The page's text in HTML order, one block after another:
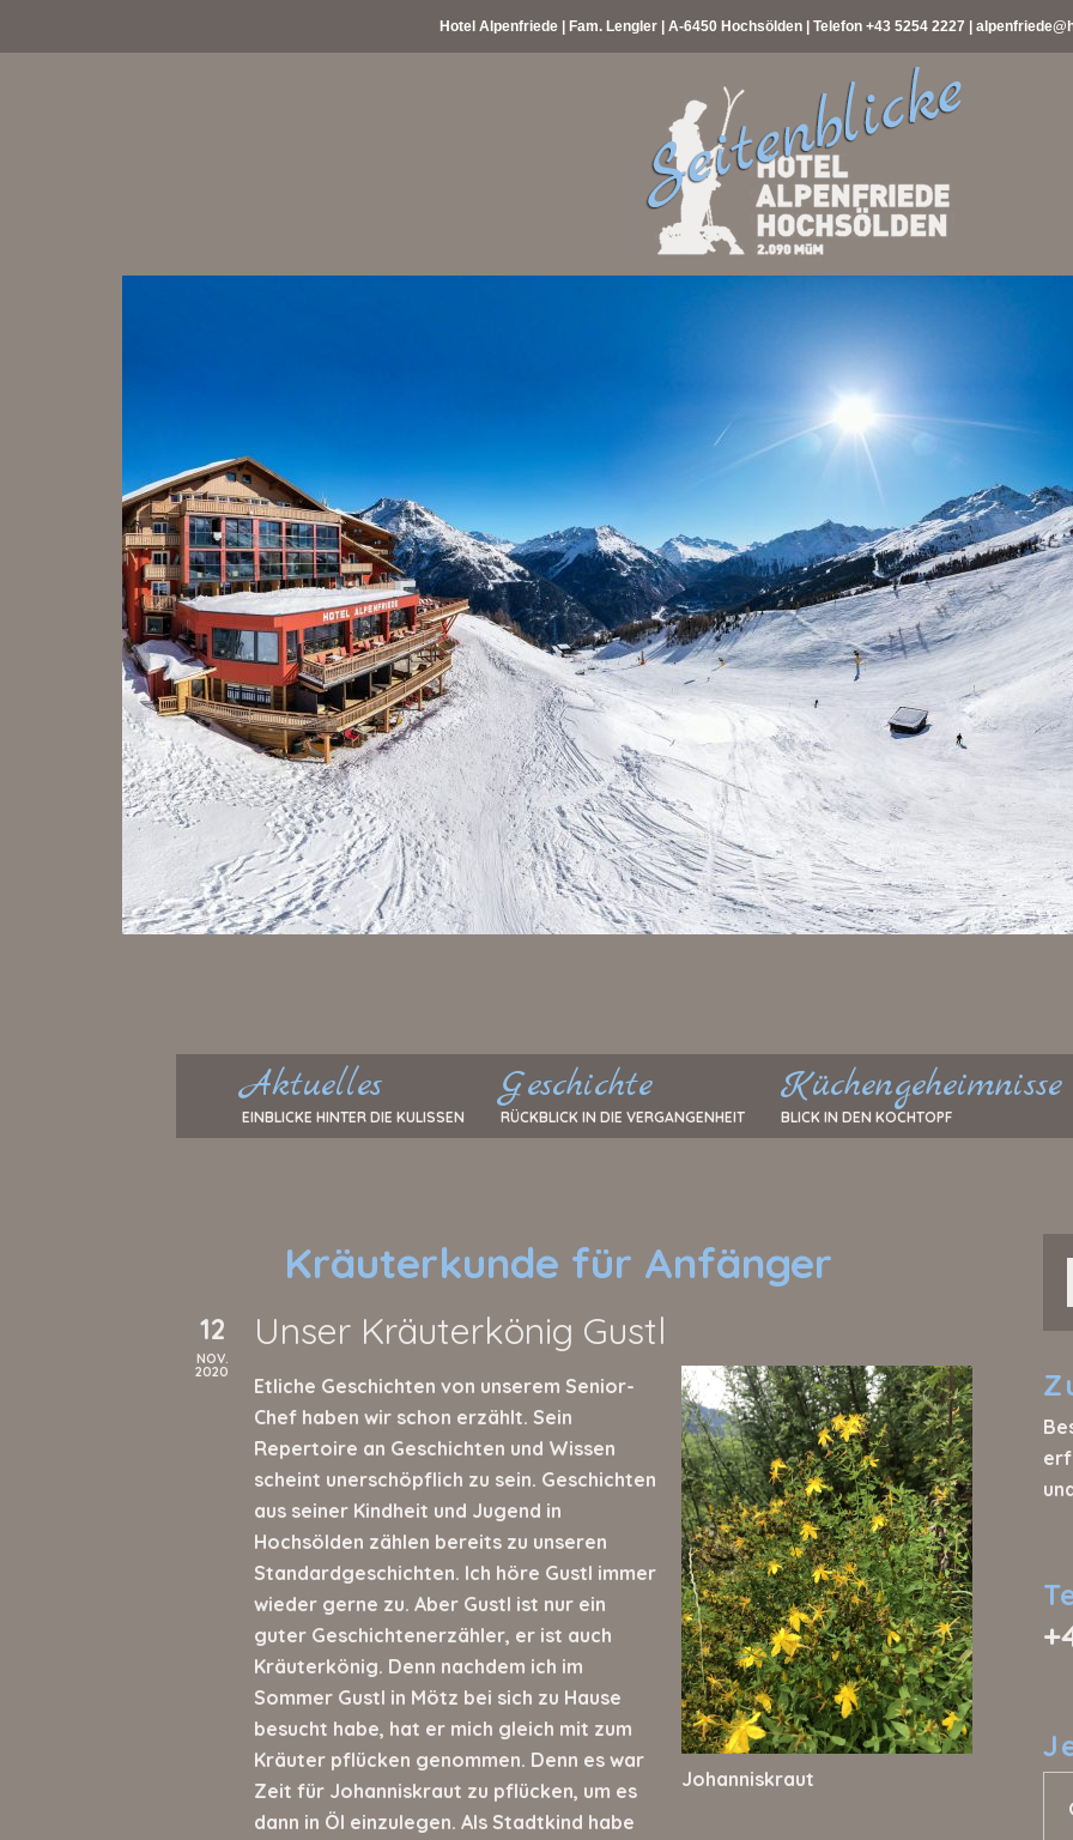
Hotel Alpenfriede | Fam. Lengler | A-6450 Hochsölden | Telefon +43 5254 2227
Aktuelles
EINBLICKE HINTER DIE KULISSEN
Geschichte
RÜCKBLICK IN DIE VERGANGENHEIT
Küchengeheimnisse
BLICK IN DEN KOCHTOPF
Kräuterkunde für Anfänger
12
NOV.
2020
Unser Kräuterkönig Gustl
Johanniskraut
Etliche Geschichten von unserem Senior-
Chef haben wir schon erzählt. Sein
Repertoire an Geschichten und Wissen
scheint unerschöpflich zu sein. Geschichten
aus seiner Kindheit und Jugend in
Hochsölden zählen bereits zu unseren
Standardgeschichten. Ich höre Gustl immer
wieder gerne zu. Aber Gustl ist nur ein
guter Geschichtenerzähler, er ist auch
Kräuterkönig. Denn nachdem ich im
Sommer Gustl in Mötz bei sich zu Hause
besucht habe, hat er mich gleich mit zum
Kräuter pflücken genommen. Denn es war
Zeit für Johanniskraut zu pflücken, um es
dann in Öl einzulegen. Als Stadtkind habe